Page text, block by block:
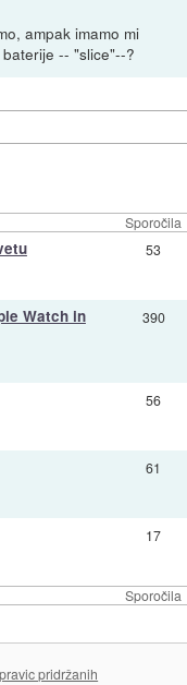
ampak imamo mi
-- "slice"--?
Sporočila
Sporočila
53
Watch in 390
56
61
17
pridržanih